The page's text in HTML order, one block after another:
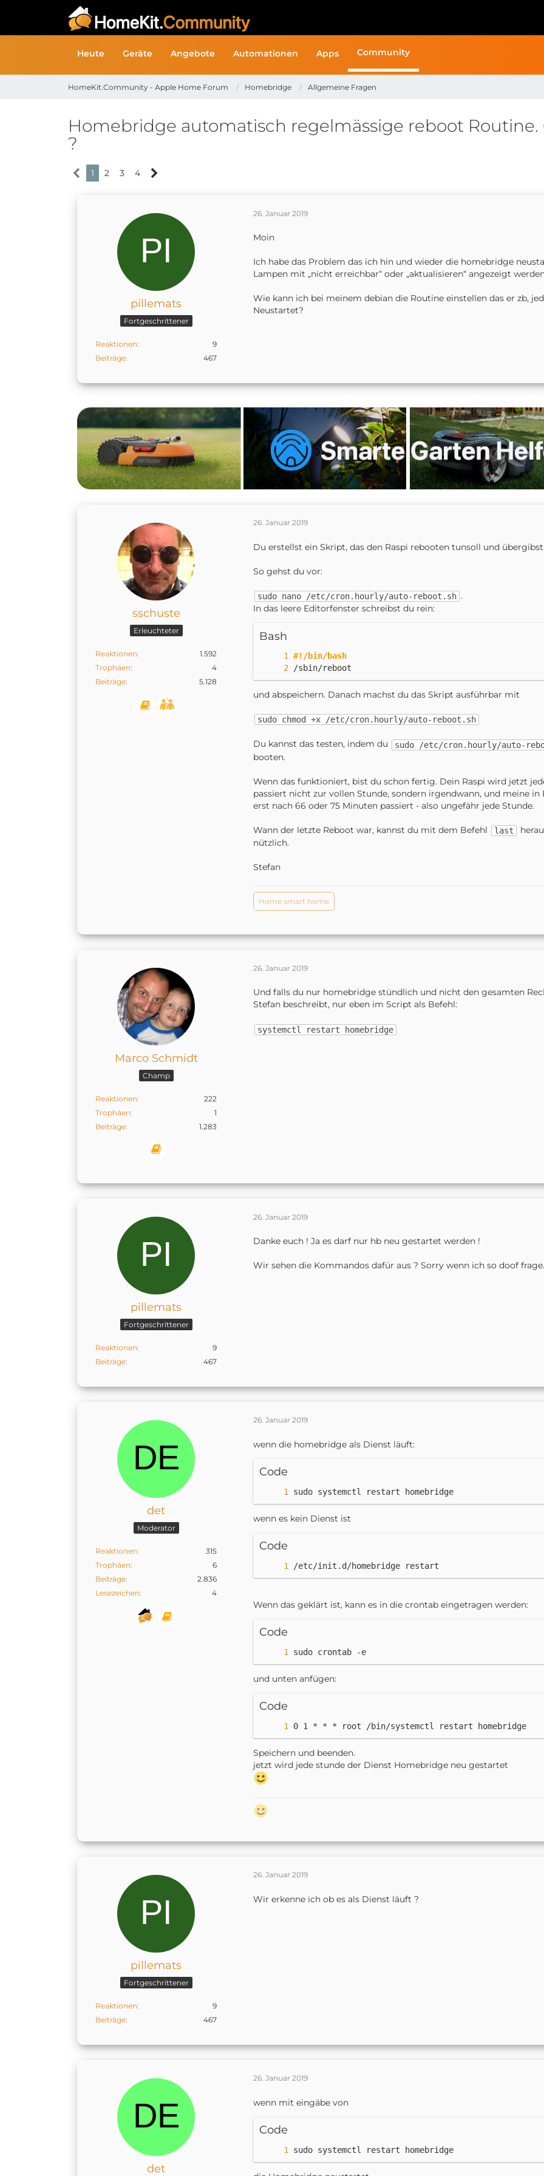
Heute Geräte Angebote Automationen Apps Community
HomeKit.Community - Apple Home Forum Homebridge Allgemeine Fragen
Homebridge automatisch regelmässige reboot
?
1 2 3 4
pillemats
Fortgeschrittener
Reaktionen
9
Beiträge
467
26. Januar 2019
Moin
Ich habe das Problem das ich hin und wieder die homebridge
Lampen mit „nicht erreichbar“ oder „aktualisieren“ angezeigt
Wie kann ich bei meinem debian die Routine einstellen das er zb,
Neustartet?
sschuste
Erleuchteter
Reaktionen
1.592
Trophäen
4
Beiträge
5.128
26. Januar 2019
Du erstellst ein Skript, das den Raspi rebooten tunsoll und
So gehst du vor:
sudo nano /etc/cron.hourly/auto-reboot.sh .
In das leere Editorfenster schreibst du rein:
Bash
#!/bin/bash
/sbin/reboot
und abspeichern. Danach machst du das Skript ausführbar mit
sudo chmod +x /etc/cron.hourly/auto-reboot.sh
Du kannst das testen, indem du sudo /etc/cron.hourly/auto-
booten.
Wenn das funktioniert, bist du schon fertig. Dein Raspi wird jetzt
passiert nicht zur vollen Stunde, sondern irgendwann, und meine in
erst nach 66 oder 75 Minuten passiert - also ungefähr jede Stunde.
Wann der letzte Reboot war, kannst du mit dem Befehl last
nützlich.
Stefan
Home smart home
Marco Schmidt
Champ
Reaktionen
222
Trophäen
1
Beiträge
1.283
26. Januar 2019
Und falls du nur homebridge stündlich und nicht den gesamten
Stefan beschreibt, nur eben im Script als Befehl:
systemctl restart homebridge
pillemats
Fortgeschrittener
Reaktionen
9
Beiträge
467
26. Januar 2019
Danke euch ! Ja es darf nur hb neu gestartet werden !
Wir sehen die Kommandos dafür aus ? Sorry wenn ich so doof
det
Moderator
Reaktionen
315
Trophäen
6
Beiträge
2.836
Lesezeichen
4
26. Januar 2019
wenn die homebridge als Dienst läuft:
Code
sudo systemctl restart homebridge
wenn es kein Dienst ist
Code
/etc/init.d/homebridge restart
Wenn das geklärt ist, kann es in die crontab eingetragen werden:
Code
sudo crontab -e
und unten anfügen:
Code
0 1 * * * root /bin/systemctl restart homebridge
Speichern und beenden.
jetzt wird jede stunde der Dienst Homebridge neu gestartet
pillemats
Fortgeschrittener
Reaktionen
9
Beiträge
467
26. Januar 2019
Wir erkenne ich ob es als Dienst läuft ?
det
26. Januar 2019
wenn mit eingäbe von
Code
sudo systemctl restart homebridge